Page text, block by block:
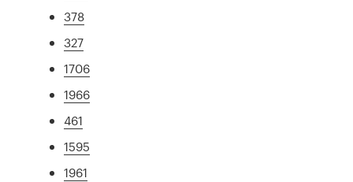
378
327
1706
1966
461
1595
1961